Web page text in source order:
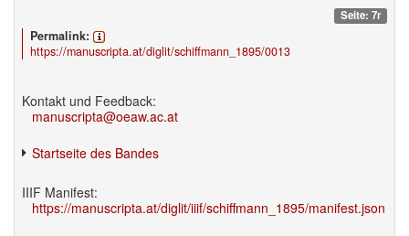
Seite: 7r
Permalink:
https://manuscripta.at/diglit/schiffmann_1895/0013
Kontakt und Feedback:
manuscripta@oeaw.ac.at
Startseite des Bandes
IIIF Manifest:
https://manuscripta.at/diglit/iiif/schiffmann_1895/manifest.json